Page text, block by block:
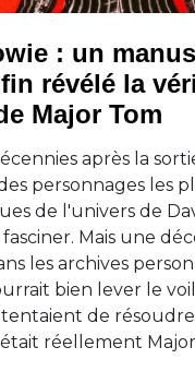
: un
révélé la
Major Tom
après la
personnages les
de l'univers de
Mais une
les archives
bien lever le
de
réellement